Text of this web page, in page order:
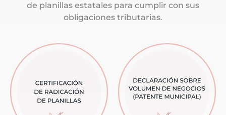
de planillas estatales para cumplir con sus
obligaciones tributarias.